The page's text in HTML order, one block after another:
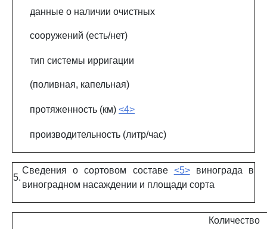
данные о наличии очистных
сооружений (есть/нет)
тип системы ирригации
(поливная, капельная)
протяженность (км) <4>
производительность (литр/час)
5.
Сведения о сортовом составе <5>винограда в
виноградном насаждении и площади сорта
Количество